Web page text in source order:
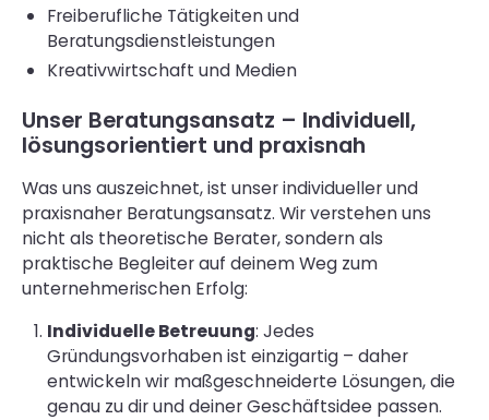
Freiberufliche Tätigkeiten und
Beratungsdienstleistungen
Kreativwirtschaft und Medien
Unser Beratungsansatz – Individuell,
lösungsorientiert und praxisnah
Was uns auszeichnet, ist unser individueller und
praxisnaher Beratungsansatz. Wir verstehen uns
nicht als theoretische Berater, sondern als
praktische Begleiter auf deinem Weg zum
unternehmerischen Erfolg:
Individuelle Betreuung: Jedes
Gründungsvorhaben ist einzigartig – daher
entwickeln wir maßgeschneiderte Lösungen, die
genau zu dir und deiner Geschäftsidee passen.